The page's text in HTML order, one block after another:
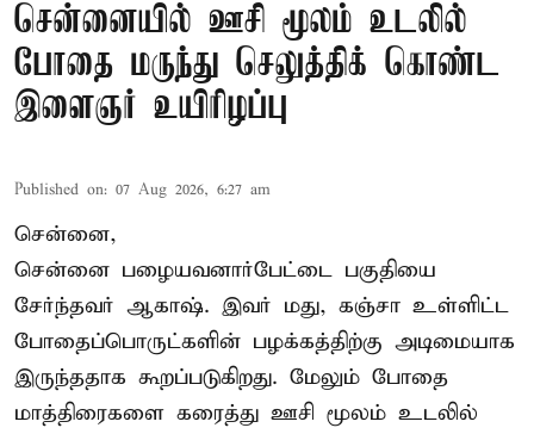
சென்னையில் ஊசி மூலம் உடலில்
போதை மருந்து செலுத்திக் கொண்ட
இளைஞர் உயிரிழப்பு
Published on: 07 Aug 2026, 6:27 am
சென்னை,
சென்னை பழையவனார்பேட்டை பகுதியை
சேர்ந்தவர் ஆகாஷ். இவர் மது, கஞ்சா உள்ளிட்ட
போதைப்பொருட்களின் பழக்கத்திற்கு அடிமையாக
இருந்ததாக கூறப்படுகிறது. மேலும் போதை
மாத்திரைகளை கரைத்து ஊசி மூலம் உடலில்